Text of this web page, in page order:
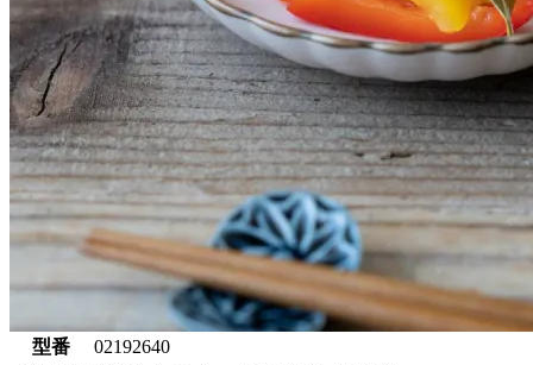
型番
02192640